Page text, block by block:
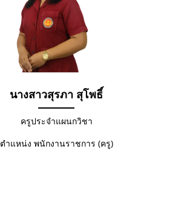
นางสาวสุรภา สุโพธิ์
ครูประจำแผนกวิชา
ตำแหน่ง พนักงานราชการ (ครู)